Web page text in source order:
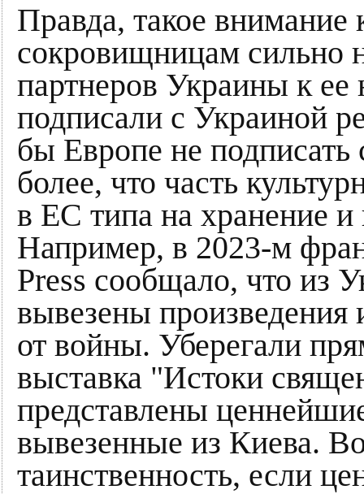
Правда, такое
сокровищницам сильно
партнеров Украины к
подписали с Украиной
бы Европе не подписать
более, что часть
в ЕС типа на хранение и
Например, в 2023-м
Press сообщало, что из
вывезены произведения
от войны. Уберегали
выставка "Истоки
представлены
вывезенные из Киева.
таинственность, если